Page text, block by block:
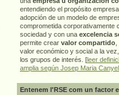
entendiendo el propósito
adopción de un modelo de
comprometida corporativamente
sociedad y con una excelencia
permite crear valor compartido
valor económico y social a la
los grupos de interés. [leer
amplia según Josep Maria
Entenem l'RSE com un factor